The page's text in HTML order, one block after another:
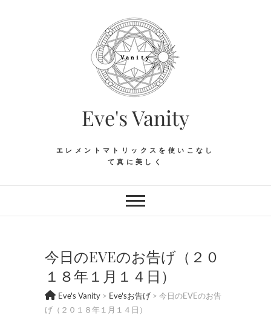
Eve's Vanity
エレメントマトリックスを使いこなし
て真に美しく
今日のEVEのお告げ（２０
１８年１月１４日）
Eve's Vanity > Eve'sお告げ > 今日のEVEのお告
げ（２０１８年１月１４日）